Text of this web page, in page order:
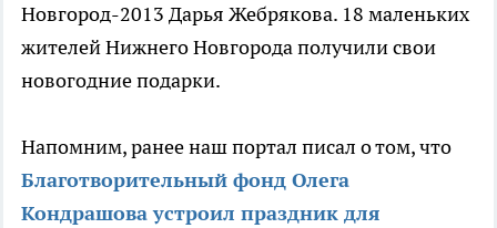
Новгород-2013 Дарья Жебрякова. 18 маленьких
жителей Нижнего Новгорода получили свои
новогодние подарки.
Напомним, ранее наш портал писал о том, что
Благотворительный фонд Олега
Кондрашова устроил праздник для